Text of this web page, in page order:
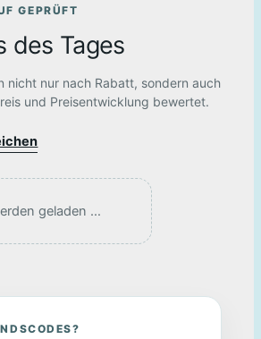
GEPRÜFT
des Tages
nicht nur nach Rabatt, sondern auch
und Preisentwicklung bewertet.
geladen …